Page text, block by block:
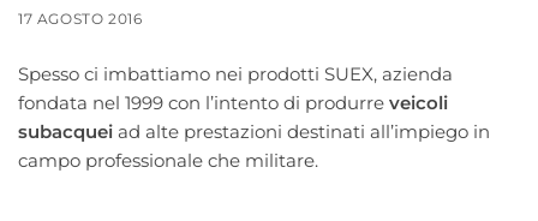
17 AGOSTO 2016
Spesso ci imbattiamo nei prodotti SUEX, azienda
fondata nel 1999 con l’intento di produrre veicoli
subacquei ad alte prestazioni destinati all’impiego in
campo professionale che militare.